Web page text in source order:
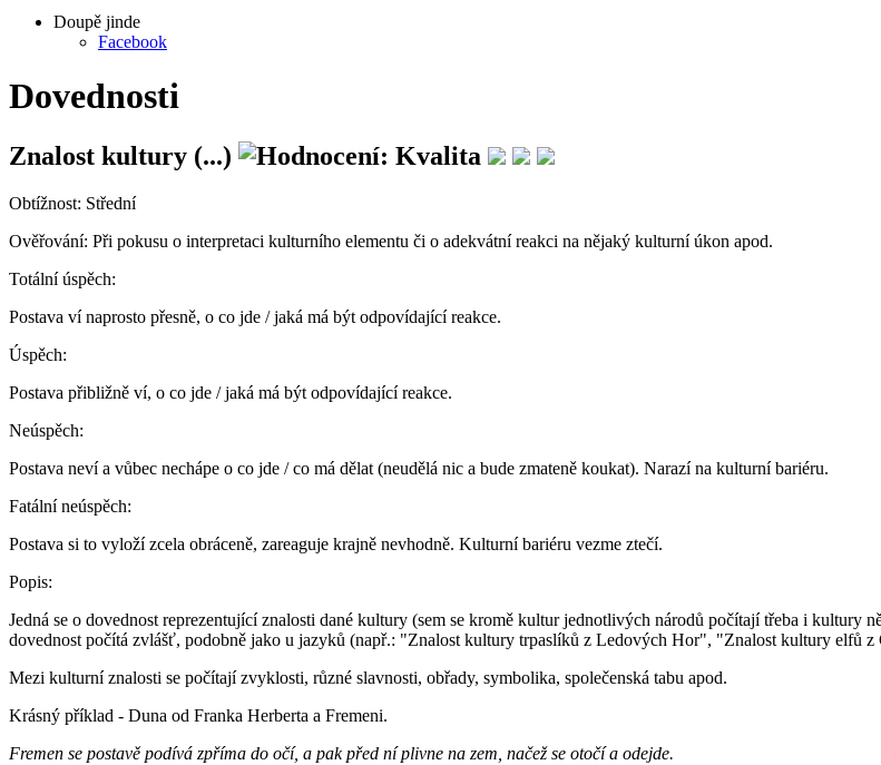
Doupě jinde
Facebook
Dovednosti
Znalost kultury (...)
Obtížnost: Střední
Ověřování: Při pokusu o interpretaci kulturního elementu či o adekvátní reakci na nějaký kulturní úkon apod.
Totální úspěch:
Postava ví naprosto přesně, o co jde / jaká má být odpovídající reakce.
Úspěch:
Postava přibližně ví, o co jde / jaká má být odpovídající reakce.
Neúspěch:
Postava neví a vůbec nechápe o co jde / co má dělat (neudělá nic a bude zmateně koukat). Narazí na kulturní bariéru.
Fatální neúspěch:
Postava si to vyloží zcela obráceně, zareaguje krajně nevhodně. Kulturní bariéru vezme ztečí.
Popis:
Jedná se o dovednost reprezentující znalosti dané kultury (sem se kromě kultur jednotlivých národů počítají třeba i kultury
dovednost počítá zvlášť, podobně jako u jazyků (např.: "Znalost kultury trpaslíků z Ledových Hor", "Znalost kultury elfů z
Mezi kulturní znalosti se počítají zvyklosti, různé slavnosti, obřady, symbolika, společenská tabu apod.
Krásný příklad - Duna od Franka Herberta a Fremeni.
Fremen se postavě podívá zpříma do očí, a pak před ní plivne na zem, načež se otočí a odejde.